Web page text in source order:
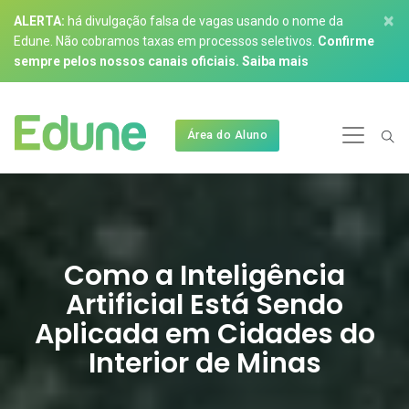
ALERTA: há divulgação falsa de vagas usando o nome da
Edune. Não cobramos taxas em processos seletivos. Confirme
sempre pelos nossos canais oficiais. Saiba mais
×
Área do Aluno
Como a Inteligência
Artificial Está Sendo
Aplicada em Cidades do
Interior de Minas